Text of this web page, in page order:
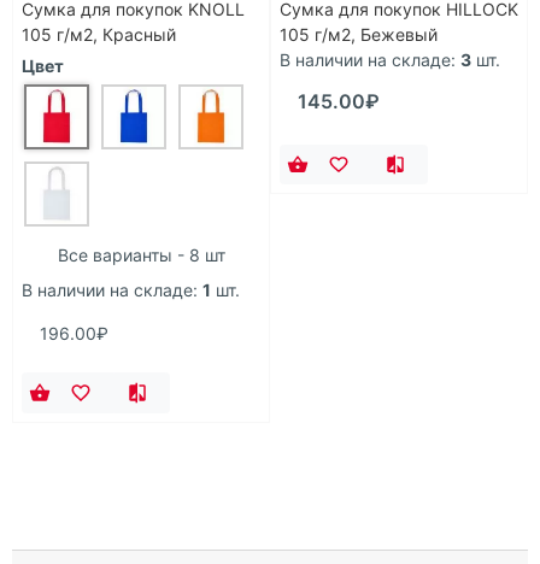
Сумка для покупок KNOLL
105 г/м2, Красный
Цвет
Все варианты - 8 шт
В наличии на складе: 1 шт.
196.00₽
Сумка для покупок HILLOCK
105 г/м2, Бежевый
В наличии на складе: 3 шт.
145.00₽